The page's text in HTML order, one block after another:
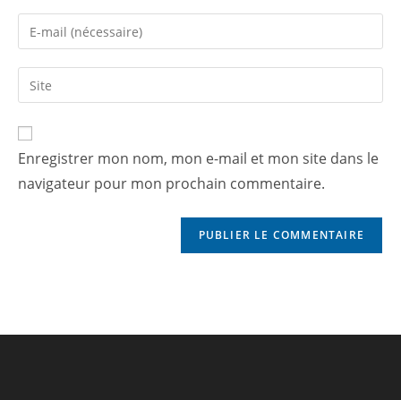
Enregistrer mon nom, mon e-mail et mon site dans le
navigateur pour mon prochain commentaire.